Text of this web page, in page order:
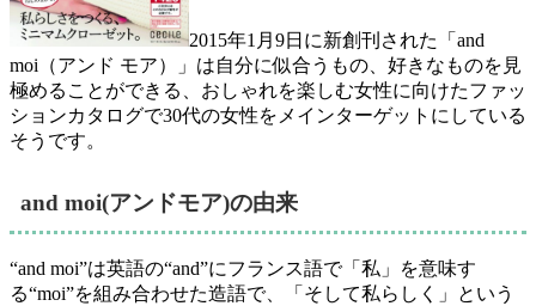
2015年1月9日に新創刊された「and
moi（アンド モア）」は自分に似合うもの、好きなものを見
極めることができる、おしゃれを楽しむ女性に向けたファッ
ションカタログで30代の女性をメインターゲットにしている
そうです。
and moi(アンドモア)の由来
“and moi”は英語の“and”にフランス語で「私」を意味す
る“moi”を組み合わせた造語で、「そして私らしく」という